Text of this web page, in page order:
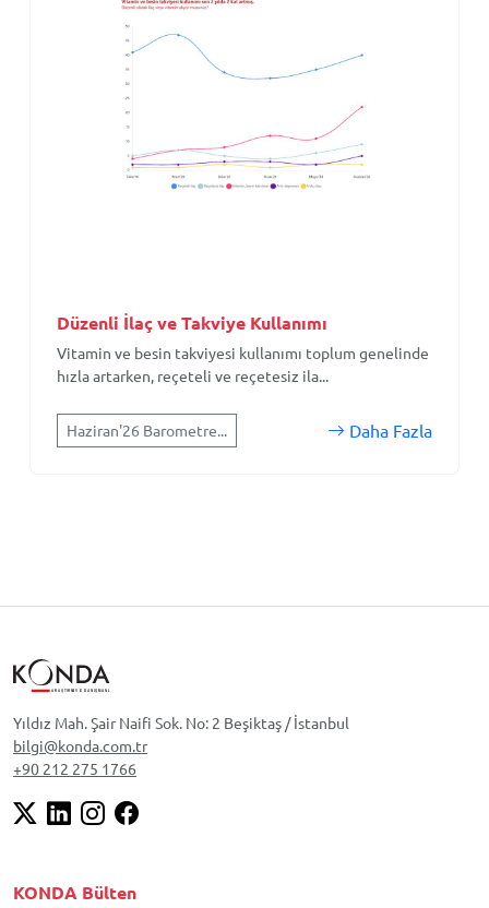
Düzenli İlaç ve Takviye Kullanımı
Vitamin ve besin takviyesi kullanımı toplum genelinde
hızla artarken, reçeteli ve reçetesiz ila...
Haziran'26 Barometre... Daha Fazla
Yıldız Mah. Şair Naifi Sok. No: 2 Beşiktaş / İstanbul
bilgi@konda.com.tr
+90 212 275 1766
KONDA Bülten